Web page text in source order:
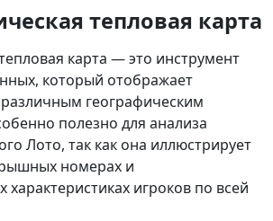
тепловая карта
карта — это инструмент
который отображает
географическим
полезно для анализа
Лото, так как она иллюстрирует
номерах и
характеристиках игроков по всей